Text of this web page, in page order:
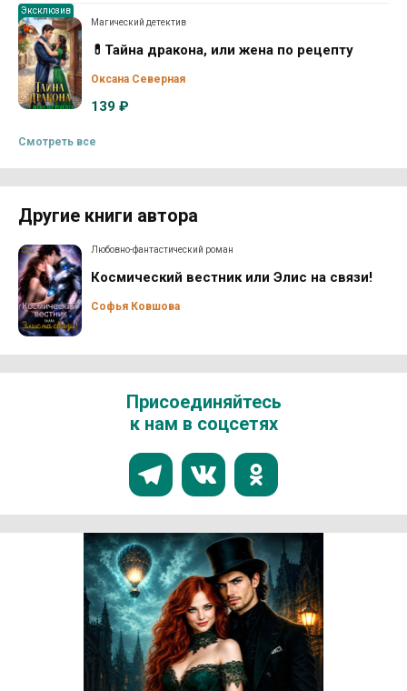
Эксклюзив
Магический детектив
💊Тайна дракона, или жена по рецепту
Оксана Северная
139 ₽
Смотреть все
Другие книги автора
Любовно-фантастический роман
Космический вестник или Элис на связи!
Софья Ковшова
Присоединяйтесь
к нам в соцсетях